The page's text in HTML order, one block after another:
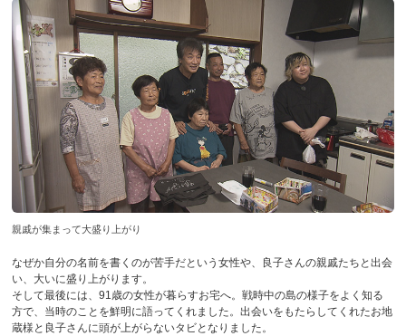
親戚が集まって大盛り上がり
なぜか自分の名前を書くのが苦手だという女性や、良子さんの親戚たちと出会
い、大いに盛り上がります。
そして最後には、91歳の女性が暮らすお宅へ。戦時中の島の様子をよく知る
方で、当時のことを鮮明に語ってくれました。出会いをもたらしてくれたお地
蔵様と良子さんに頭が上がらないタビとなりました。